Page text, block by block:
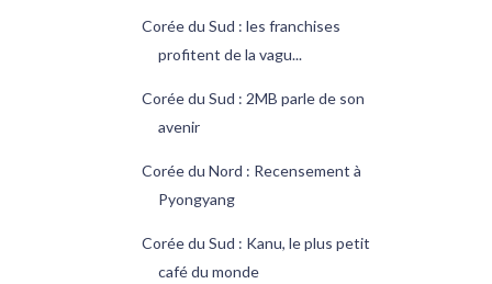
Corée du Sud : les franchises
profitent de la vagu...
Corée du Sud : 2MB parle de son
avenir
Corée du Nord : Recensement à
Pyongyang
Corée du Sud : Kanu, le plus petit
café du monde